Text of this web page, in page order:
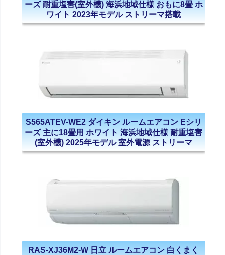
ーズ 耐重塩害(室外機) 海浜地域仕様 おもに8畳 ホ
ワイト 2023年モデル ストリーマ搭載
S565ATEV-WE2 ダイキン ルームエアコン Eシリ
ーズ 主に18畳用 ホワイト 海浜地域仕様 耐重塩害
(室外機) 2025年モデル 室外電源 ストリーマ
RAS-XJ36M2-W 日立 ルームエアコン 白くまく